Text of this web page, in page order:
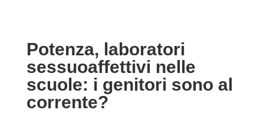
Potenza, laboratori
sessuoaffettivi nelle
scuole: i genitori sono al
corrente?